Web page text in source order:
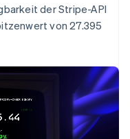
der Stripe-API
von 27.395